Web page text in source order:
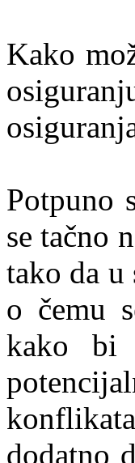
Kako
Potpuno
se tačno
tako da u
o čemu
kako bi
dodatno